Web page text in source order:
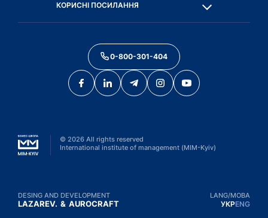
КОРИСНІ ПОСИЛАННЯ
0-800-301-404
© 2026 All rights reserved
International institute of management (MIM-Kyiv)
DESING AND DEVELOPMENT
LAZAREV. & AUROCRAFT
LANG/МОВА
УКРENG